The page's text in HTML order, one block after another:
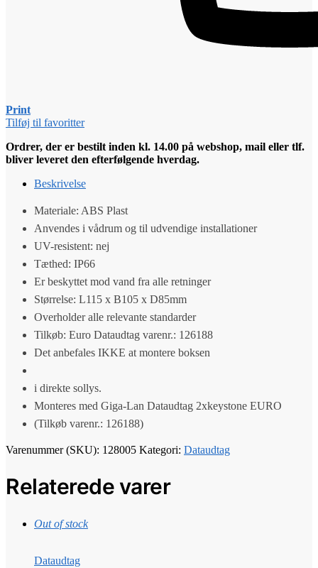
Print
Tilføj til favoritter
Ordrer, der er bestilt inden kl. 14.00 på webshop, mail eller tlf.
bliver leveret den efterfølgende hverdag.
Beskrivelse
Materiale: ABS Plast
Anvendes i vådrum og til udvendige installationer
UV-resistent: nej
Tæthed: IP66
Er beskyttet mod vand fra alle retninger
Størrelse: L115 x B105 x D85mm
Overholder alle relevante standarder
Tilkøb: Euro Dataudtag varenr.: 126188
Det anbefales IKKE at montere boksen
i direkte sollys.
Monteres med Giga-Lan Dataudtag 2xkeystone EURO
(Tilkøb varenr.: 126188)
Varenummer (SKU): 128005 Kategori: Dataudtag
Relaterede varer
Out of stock
Dataudtag